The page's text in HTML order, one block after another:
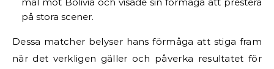
på stora scener.
Dessa matcher belyser hans förmåga att stiga fram
när det verkligen gäller och påverka resultatet för